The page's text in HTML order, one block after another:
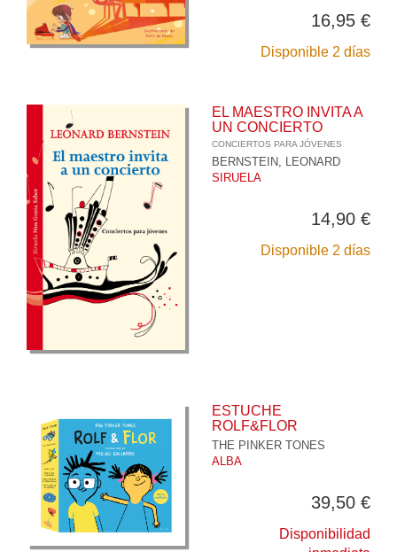
16,95 €
Disponible 2 días
EL MAESTRO INVITA A
UN CONCIERTO
CONCIERTOS PARA JÓVENES
BERNSTEIN, LEONARD
SIRUELA
14,90 €
Disponible 2 días
ESTUCHE
ROLF&FLOR
THE PINKER TONES
ALBA
39,50 €
Disponibilidad